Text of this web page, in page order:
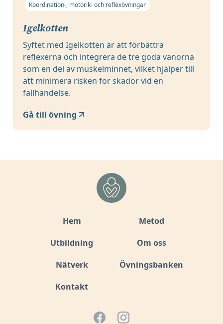
Koordination-, motorik- och reflexövningar
Igelkotten
Syftet med Igelkotten är att förbättra
reflexerna och integrera de tre goda vanorna
som en del av muskelminnet, vilket hjälper till
att minimera risken för skador vid en
fallhändelse.
Gå till övning
Hem
Metod
Utbildning
Om oss
Nätverk
Övningsbanken
Kontakt